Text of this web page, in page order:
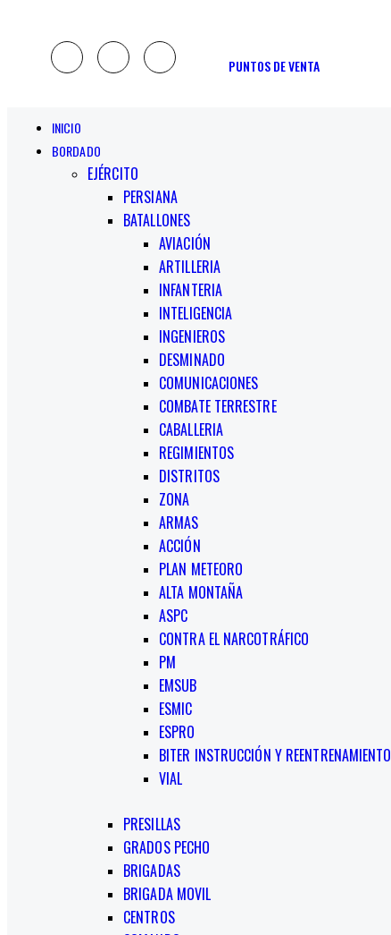
PUNTOS DE VENTA
INICIO
BORDADO
EJÉRCITO
PERSIANA
BATALLONES
AVIACIÓN
ARTILLERIA
INFANTERIA
INTELIGENCIA
INGENIEROS
DESMINADO
COMUNICACIONES
COMBATE TERRESTRE
CABALLERIA
REGIMIENTOS
DISTRITOS
ZONA
ARMAS
ACCIÓN
PLAN METEORO
ALTA MONTAÑA
ASPC
CONTRA EL NARCOTRÁFICO
PM
EMSUB
ESMIC
ESPRO
BITER INSTRUCCIÓN Y REENTRENAMIENTO
VIAL
PRESILLAS
GRADOS PECHO
BRIGADAS
BRIGADA MOVIL
CENTROS